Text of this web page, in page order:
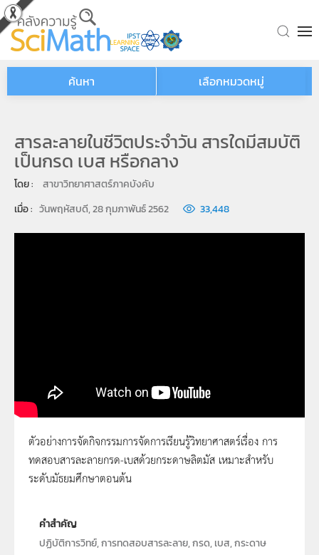
Skip to main content
ค้นหา เลือกหมวดหมู่
สารละลายในชีวิตประจำวัน สารใดมีสมบัติ
เป็นกรด เบส หรือกลาง
โดย :
สาขาวิทยาศาสตร์ภาคบังคับ
เมื่อ : วันพฤหัสบดี, 28 กุมภาพันธ์ 2562 33,448
สารละลายในชีวิตประจำวัน สารใดมีสมบัติเป็นก
รด เบส หรือกลาง
ตัวอย่างการจัดกิจกรรมการจัดการเรียนรู้วิทยาศาสตร์เรื่อง การ
ทดสอบสารละลายกรด-เบสด้วยกระดาษลิตมัส เหมาะสำหรับ
ระดับมัธยมศึกษาตอนต้น
คำสำคัญ
ปฏิบัติการวิทย์, การทดสอบสารละลาย, กรด, เบส, กระดาษ